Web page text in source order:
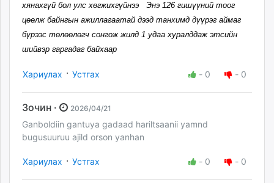
хянахгүй бол улс хөгжихгүйнээ Энэ 126 гишүүний тоог
цөөлж байнгын ажиллагаатай дээд танхимд дүүрэг аймаг
бүрээс төлөөлөгч сонгож жилд 1 удаа хуралддаж этсийн
шийвэр гаргадаг байхаар
Хариулах · Устгах - 0 - 0
Зочин · 2026/04/21
Ganboldiin gantuya gadaad hariltsaanii yamnd
bugusuuruu ajild orson yanhan
Хариулах · Устгах - 0 - 0